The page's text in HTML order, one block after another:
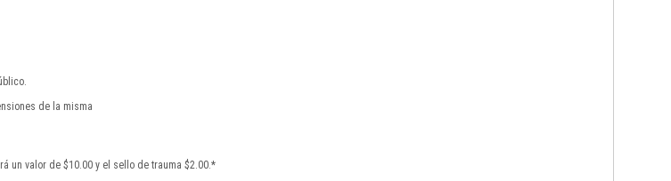
de la misma
un valor de $10.00 y el sello de trauma $2.00.*